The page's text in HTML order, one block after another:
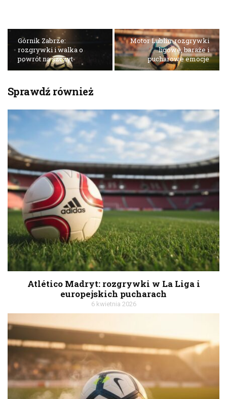
Górnik Zabrze:
rozgrywki i walka o
powrót na szczyt
Motor Lublin: rozgrywki
ligowe, baraże i
pucharowe emocje
Sprawdź również
Atlético Madryt: rozgrywki w La Liga i
europejskich pucharach
6 kwietnia 2026